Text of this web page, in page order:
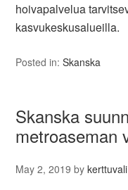
hoivapalvelua
kasvukeskusalueilla.
Posted in:Skanska
Skanska
metroaseman
May 2, 2019 bykerttuvali